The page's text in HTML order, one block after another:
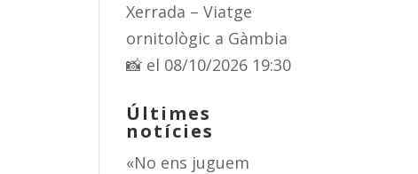
Xerrada – Viatge
ornitològic a Gàmbia
📸 el 08/10/2026 19:30
Últimes
notícies
«No ens juguem